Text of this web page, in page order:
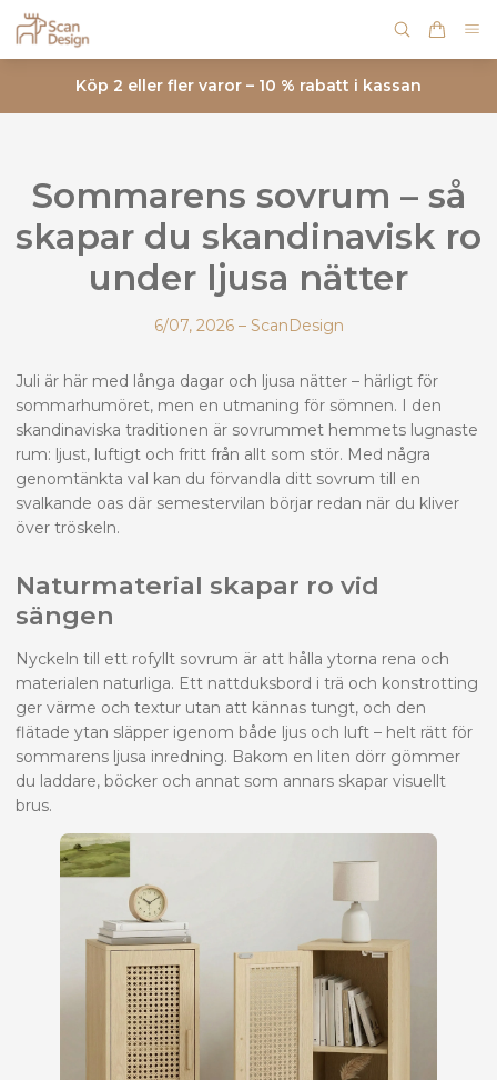
Köp 2 eller fler varor – 10 % rabatt i kassan
Sommarens sovrum – så
skapar du skandinavisk ro
under ljusa nätter
6/07, 2026– ScanDesign
Juli är här med långa dagar och ljusa nätter – härligt för
sommarhumöret, men en utmaning för sömnen. I den
skandinaviska traditionen är sovrummet hemmets lugnaste
rum: ljust, luftigt och fritt från allt som stör. Med några
genomtänkta val kan du förvandla ditt sovrum till en
svalkande oas där semestervilan börjar redan när du kliver
över tröskeln.
Naturmaterial skapar ro vid
sängen
Nyckeln till ett rofyllt sovrum är att hålla ytorna rena och
materialen naturliga. Ett nattduksbord i trä och konstrotting
ger värme och textur utan att kännas tungt, och den
flätade ytan släpper igenom både ljus och luft – helt rätt för
sommarens ljusa inredning. Bakom en liten dörr gömmer
du laddare, böcker och annat som annars skapar visuellt
brus.